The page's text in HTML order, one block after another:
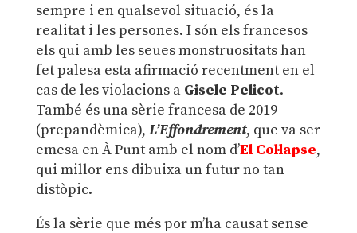
sempre i en qualsevol situació, és la
realitat i les persones. I són els francesos
els qui amb les seues monstruositats han
fet palesa esta afirmació recentment en el
cas de les violacions a Gisele Pelicot.
També és una sèrie francesa de 2019
(prepandèmica), L’Effondrement, que va ser
emesa en À Punt amb el nom d’El Col·lapse,
qui millor ens dibuixa un futur no tan
distòpic.
És la sèrie que més por m’ha causat sense